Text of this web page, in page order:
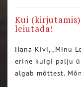
Kui
leiutada!
Hana Kivi, „Minu
erine kuigi palju
algab mõttest.